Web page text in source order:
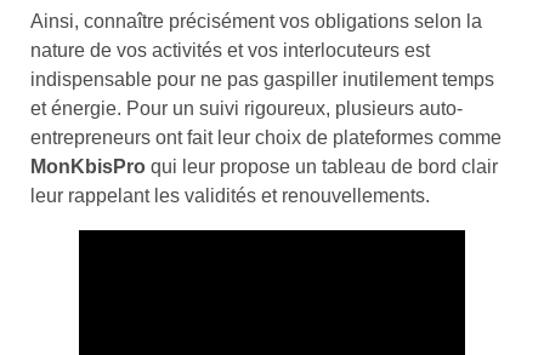
Ainsi, connaître précisément vos obligations selon la
nature de vos activités et vos interlocuteurs est
indispensable pour ne pas gaspiller inutilement temps
et énergie. Pour un suivi rigoureux, plusieurs auto-
entrepreneurs ont fait leur choix de plateformes comme
MonKbisPro qui leur propose un tableau de bord clair
leur rappelant les validités et renouvellements.